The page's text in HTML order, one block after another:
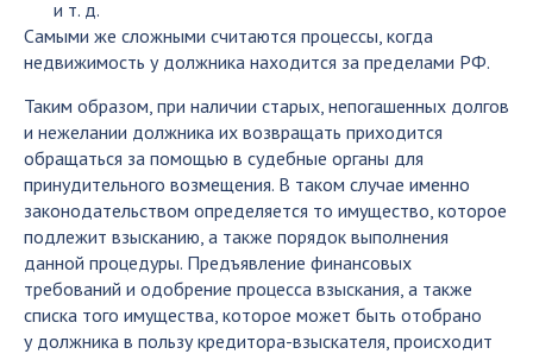
и т. д.
Самыми же сложными считаются процессы, когда
недвижимость у должника находится за пределами РФ.
Таким образом, при наличии старых, непогашенных долгов
и нежелании должника их возвращать приходится
обращаться за помощью в судебные органы для
принудительного возмещения. В таком случае именно
законодательством определяется то имущество, которое
подлежит взысканию, а также порядок выполнения
данной процедуры. Предъявление финансовых
требований и одобрение процесса взыскания, а также
списка того имущества, которое может быть отобрано
у должника в пользу кредитора-взыскателя, происходит